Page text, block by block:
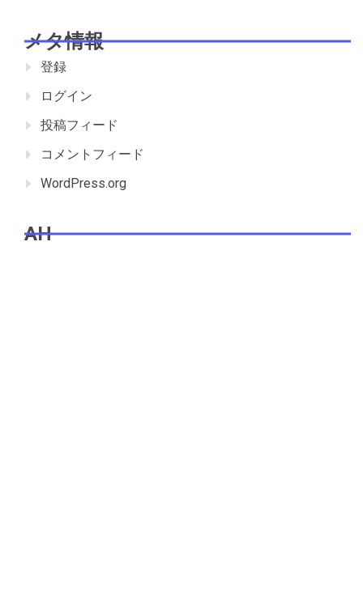
メタ情報
登録
ログイン
投稿フィード
コメントフィード
WordPress.org
AH